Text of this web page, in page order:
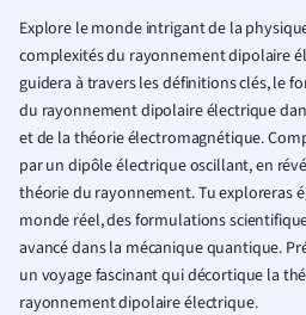
Explore le monde intrigant de la
complexités du rayonnement dipolaire
guidera à travers les définitions clés, le
du rayonnement dipolaire électrique
et de la théorie électromagnétique.
par un dipôle électrique oscillant, en
théorie du rayonnement. Tu exploreras
monde réel, des formulations
avancé dans la mécanique quantique.
un voyage fascinant qui décortique la
rayonnement dipolaire électrique.